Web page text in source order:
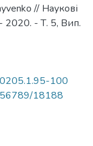
// Наукові
2020. - Т. 5, Вип.
100
18188